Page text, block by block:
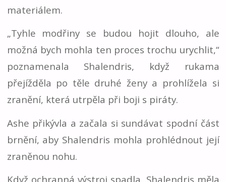
materiálem.
„Tyhle modřiny se budou hojit dlouho, ale
možná bych mohla ten proces trochu urychlit,“
poznamenala Shalendris, když rukama
přejížděla po těle druhé ženy a prohlížela si
zranění, která utrpěla při boji s piráty.
Ashe přikývla a začala si sundávat spodní část
brnění, aby Shalendris mohla prohlédnout její
zraněnou nohu.
Když ochranná výstroj spadla, Shalendris měla